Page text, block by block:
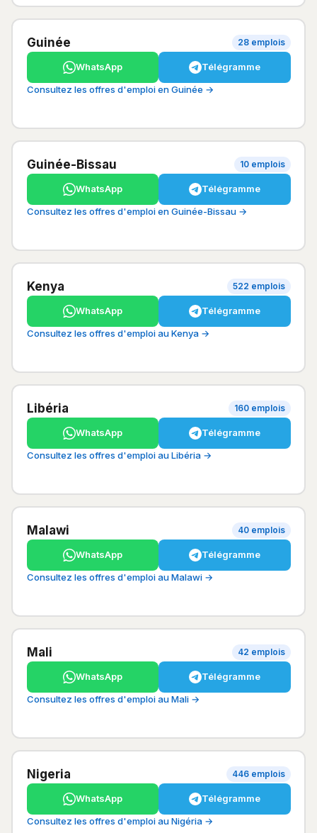
Guinée 28 emplois
WhatsApp
Télégramme
Consultez les offres d'emploi en Guinée →
Guinée-Bissau 10 emplois
WhatsApp
Télégramme
Consultez les offres d'emploi en Guinée-Bissau →
Kenya 522 emplois
WhatsApp
Télégramme
Consultez les offres d'emploi au Kenya →
Libéria 160 emplois
WhatsApp
Télégramme
Consultez les offres d'emploi au Libéria →
Malawi 40 emplois
WhatsApp
Télégramme
Consultez les offres d'emploi au Malawi →
Mali 42 emplois
WhatsApp
Télégramme
Consultez les offres d'emploi au Mali →
Nigeria 446 emplois
WhatsApp
Télégramme
Consultez les offres d'emploi au Nigéria →